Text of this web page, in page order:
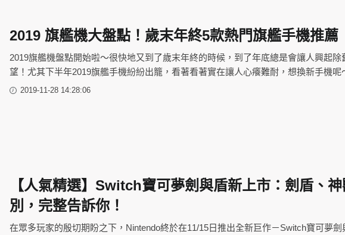
2019 旗艦機大盤點！歲末年終5款熱門旗艦手機推薦
2019旗艦機盤點開始啦～很快地又到了歲末年終的時候，到了年底總是會讓人興起除
望！尤其下半年2019旗艦手機紛紛出籠，看著看著實在讓人心癢難耐，想換新手機呢
2019-11-28 14:28:06
【人氣精選】Switch寶可夢劍與盾新上市：劍盾、
別，完整告訴你！
在眾多玩家的殷切期盼之下，Nintendo終於在11/15日推出全新巨作－Switch寶可夢劍